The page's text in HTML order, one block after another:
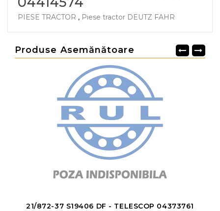
PIESE TRACTOR , Piese tractor DEUTZ FAHR
Produse Asemănătoare
21/872-37 S19406 DF - TELESCOP 04373761